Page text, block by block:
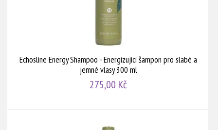
Echosline Energy Shampoo - Energizující šampon pro slabé a
jemné vlasy 300 ml
275,00 Kč